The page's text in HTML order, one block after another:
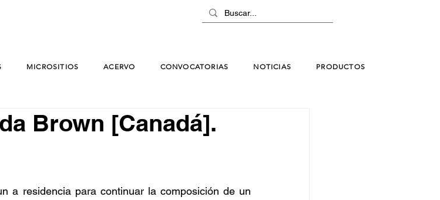
MICROSITIOS ACERVO CONVOCATORIAS NOTICIAS PRODUCTOS
Brown [Canadá].
a residencia para continuar la composición de un